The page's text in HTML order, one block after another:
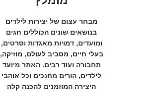
מבחר עצום של יצירות לילדים
בנושאים שונים הכוללים חגים
ומועדים, דמויות מאגדות וסרטים,
בעלי חיים, מסביב לעולם, מוזיקה,
תחבורה ועוד רבים. האתר מיועד
לילדים, הורים מחנכים וכל אוהבי
היצירה המוזמנים להכנה קלה